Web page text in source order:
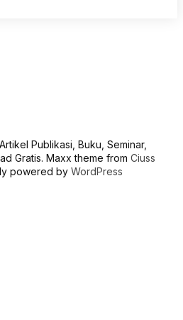
Publikasi, Buku, Seminar,
Gratis. Maxx theme from Ciuss
powered by WordPress